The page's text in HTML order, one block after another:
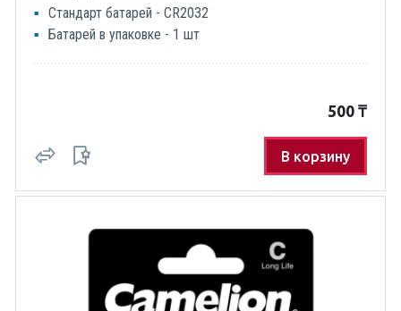
Стандарт батарей - CR2032
Батарей в упаковке - 1 шт
500 ₸
В корзину